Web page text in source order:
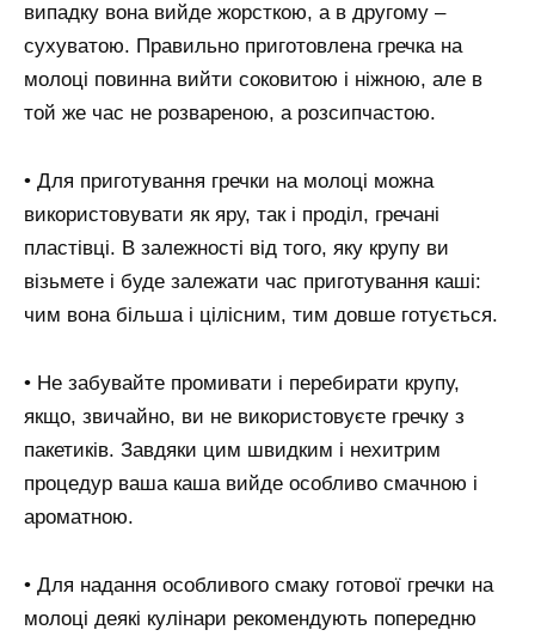
випадку вона вийде жорсткою, а в другому –
сухуватою. Правильно приготовлена гречка на
молоці повинна вийти соковитою і ніжною, але в
той же час не розвареною, а розсипчастою.
• Для приготування гречки на молоці можна
використовувати як яру, так і проділ, гречані
пластівці. В залежності від того, яку крупу ви
візьмете і буде залежати час приготування каші:
чим вона більша і цілісним, тим довше готується.
• Не забувайте промивати і перебирати крупу,
якщо, звичайно, ви не використовуєте гречку з
пакетиків. Завдяки цим швидким і нехитрим
процедур ваша каша вийде особливо смачною і
ароматною.
• Для надання особливого смаку готової гречки на
молоці деякі кулінари рекомендують попередню